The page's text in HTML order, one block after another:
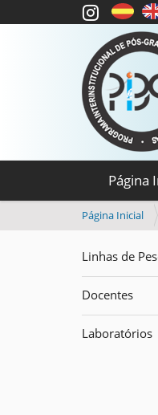
Página
V
ê
e
s
t
á
Página Inicial
Linhas de
Docentes
Laboratórios